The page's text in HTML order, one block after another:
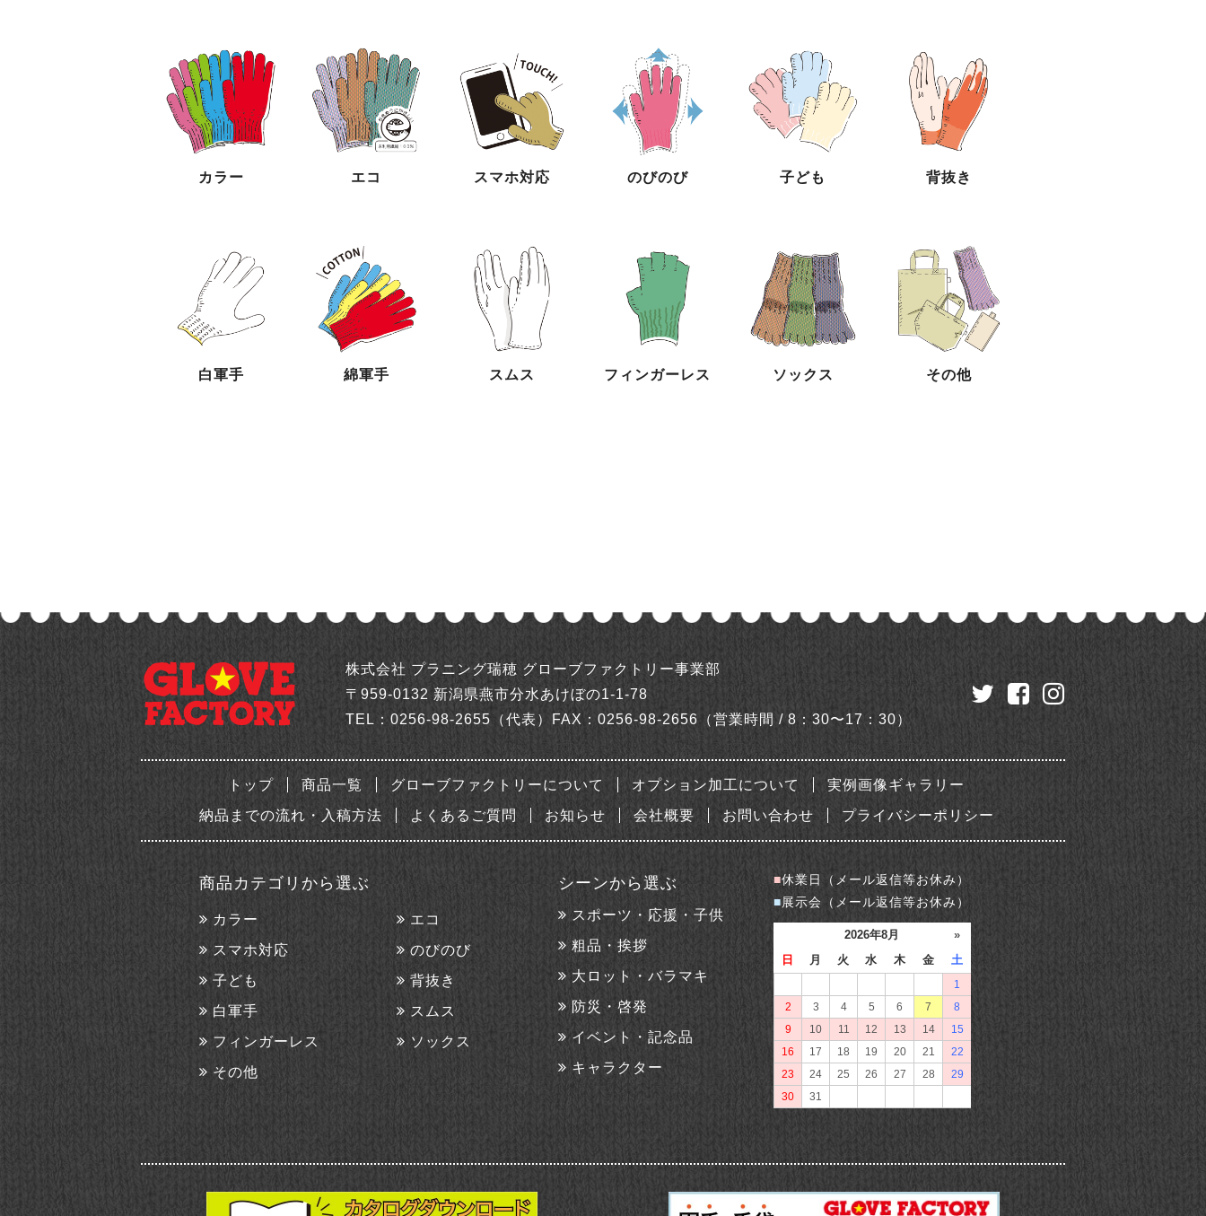
カラー エコ スマホ対応 のびのび 子ども 背抜き
白軍手 綿軍手 スムス フィンガーレス ソックス その他
株式会社 プラニング瑞穂 グローブファクトリー事業部
〒959-0132 新潟県燕市分水あけぼの1-1-78
TEL： 0256-98-2655（代表） FAX：0256-98-2656 （営業時間 / 8：30〜17：30）
トップ 商品一覧 グローブファクトリーについて オプション加工について
実例画像ギャラリー
納品までの流れ・入稿方法
よくあるご質問 お知らせ 会社概要 お問い合わせ プライバシーポリシー
商品カテゴリから選ぶ
カラー
エコ
スマホ対応
のびのび
子ども
背抜き
白軍手
スムス
フィンガーレス
ソックス
その他
シーンから選ぶ
スポーツ・応援・子供
粗品・挨拶
大ロット・バラマキ
防災・啓発
イベント・記念品
キャラクター
■休業日（メール返信等お休み）
■展示会（メール返信等お休み）